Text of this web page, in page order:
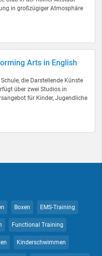
in großzügiger Atmosphäre
Arts in English
die Darstellende Künste
über zwei Studios in
für Kinder, Jugendliche
Boxen EMS-Training
Functional Training
Kinderschwimmen